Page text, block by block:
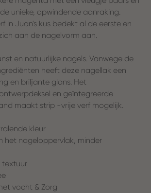
unieke, opwindende aanraking.
in Juan's kus bedekt al de eerste en
aan de nagelvorm aan.
en natuurlijke nagels. Vanwege de
heeft deze nagellak een
en briljante glans. Het
en geïntegreerde
maakt strip -vrije verf mogelijk.
kleur
het nageloppervlak, minder
textuur
vocht & Zorg